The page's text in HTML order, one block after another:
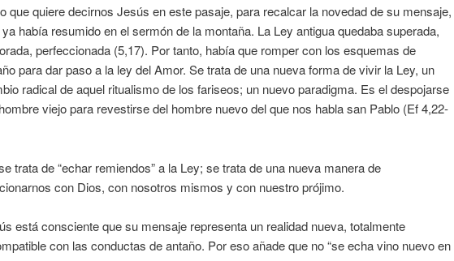
que quiere decirnos Jesús en este pasaje, para recalcar la novedad de su mensaje,
había resumido en el sermón de la montaña. La Ley antigua quedaba superada,
perfeccionada (5,17). Por tanto, había que romper con los esquemas de
para dar paso a la ley del Amor. Se trata de una nueva forma de vivir la Ley, un
radical de aquel ritualismo de los fariseos; un nuevo paradigma. Es el despojarse
viejo para revestirse del hombre nuevo del que nos habla san Pablo (Ef 4,22-
trata de “echar remiendos” a la Ley; se trata de una nueva manera de
con Dios, con nosotros mismos y con nuestro prójimo.
está consciente que su mensaje representa un realidad nueva, totalmente
con las conductas de antaño. Por eso añade que no “se echa vino nuevo en